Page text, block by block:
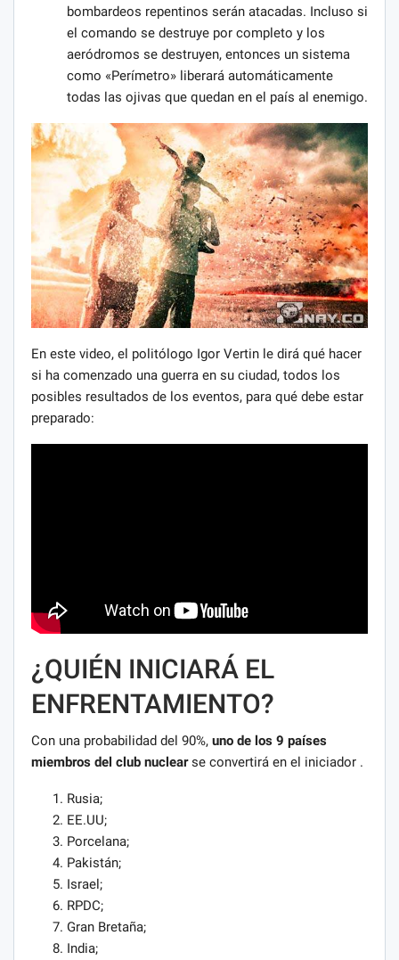
bombardeos repentinos serán atacadas. Incluso si
el comando se destruye por completo y los
aeródromos se destruyen, entonces un sistema
como «Perímetro» liberará automáticamente
todas las ojivas que quedan en el país al enemigo.
En este video, el politólogo Igor Vertin le dirá qué hacer
si ha comenzado una guerra en su ciudad, todos los
posibles resultados de los eventos, para qué debe estar
preparado:
¿QUIÉN INICIARÁ EL
ENFRENTAMIENTO?
Con una probabilidad del 90%, uno de los 9 países
miembros del club nuclearse convertirá en el iniciador .
Rusia;
EE.UU;
Porcelana;
Pakistán;
Israel;
RPDC;
Gran Bretaña;
India;